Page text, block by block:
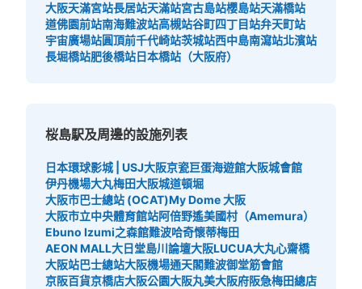
大阪天滿宮站長居站天滿站宮古島站櫻島站天滿橋站
道佛園前站南海難波站高槻站谷町四丁目站弁天町站
宇宙廣場站圓頂前千代崎站茨城站西中島南瀉站北濱站
長堀橋站肥後橋站日本橋站（大阪府）
桜島駅及周邊的設施列表
日本環球影城 | USJ大阪京瓷巨蛋海遊館大阪城會館
伊丹機場大丸梅田大阪城道頓堀
大阪市巴士總站 (OCAT)My Dome 大阪
大阪市立中央體育館站阿倍野遙美國村（Amemura）
Ebuno Izumi之森館難波哈奇懷蒂梅田
AEON MALL大日堂島川論壇大阪LUCUA大丸心齋橋
大阪站巴士總站大阪機場通天閣難波御堂筋會館
京阪百貨京橋店大阪公園大阪丸美大阪府阪急梅田總店